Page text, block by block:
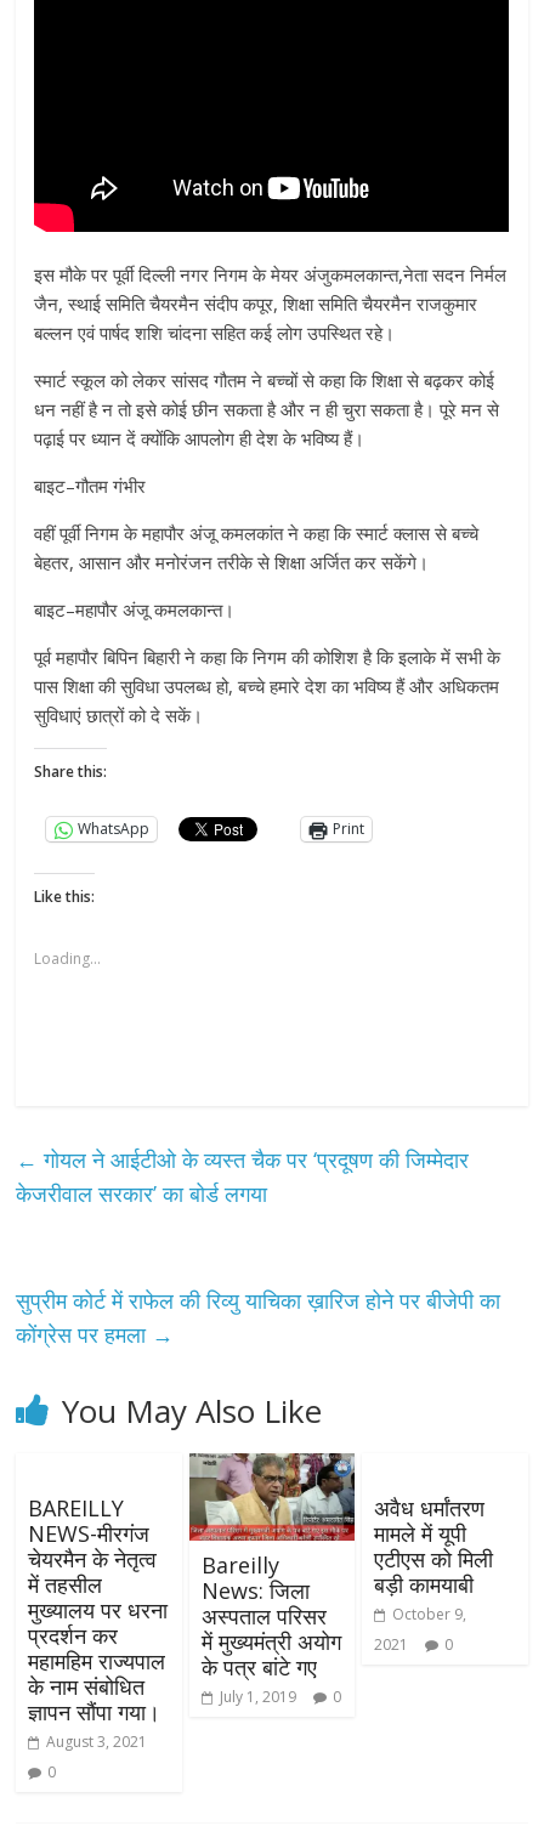
इस मौके पर पूर्वी दिल्ली नगर निगम के मेयर अंजुकमलकान्त,नेता सदन निर्मल
जैन, स्थाई समिति चैयरमैन संदीप कपूर, शिक्षा समिति चैयरमैन राजकुमार
बल्लन एवं पार्षद शशि चांदना सहित कई लोग उपस्थित रहे।
स्मार्ट स्कूल को लेकर सांसद गौतम ने बच्चों से कहा कि शिक्षा से बढ़कर कोई
धन नहीं है न तो इसे कोई छीन सकता है और न ही चुरा सकता है। पूरे मन से
पढ़ाई पर ध्यान दें क्योंकि आपलोग ही देश के भविष्य हैं।
बाइट–गौतम गंभीर
वहीं पूर्वी निगम के महापौर अंजू कमलकांत ने कहा कि स्मार्ट क्लास से बच्चे
बेहतर, आसान और मनोरंजन तरीके से शिक्षा अर्जित कर सकेंगे।
बाइट–महापौर अंजू कमलकान्त।
पूर्व महापौर बिपिन बिहारी ने कहा कि निगम की कोशिश है कि इलाके में सभी के
पास शिक्षा की सुविधा उपलब्ध हो, बच्चे हमारे देश का भविष्य हैं और अधिकतम
सुविधाएं छात्रों को दे सकें।
Share this:
WhatsApp Print
Like this:
Loading...
← गोयल ने आईटीओ के व्यस्त चैक पर ‘प्रदूषण की जिम्मेदार
केजरीवाल सरकार’ का बोर्ड लगया
सुप्रीम कोर्ट में राफेल की रिव्यु याचिका ख़ारिज होने पर बीजेपी का
कोंग्रेस पर हमला →
You May Also Like
BAREILLY
NEWS-मीरगंज
चेयरमैन के नेतृत्व
में तहसील
मुख्यालय पर धरना
प्रदर्शन कर
महामहिम राज्यपाल
के नाम संबोधित
ज्ञापन सौंपा गया।
August 3, 2021
0
Bareilly
News: जिला
अस्पताल परिसर
में मुख्यमंत्री अयोग
के पत्र बांटे गए
July 1, 2019 0
अवैध धर्मांतरण
मामले में यूपी
एटीएस को मिली
बड़ी कामयाबी
October 9,
2021
0